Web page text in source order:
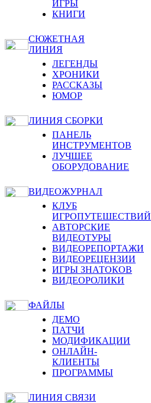
ИГРЫ
КНИГИ
СЮЖЕТНАЯ
ЛИНИЯ
ЛЕГЕНДЫ
ХРОНИКИ
РАССКАЗЫ
ЮМОР
ЛИНИЯ СБОРКИ
ПАНЕЛЬ
ИНСТРУМЕНТОВ
ЛУЧШЕЕ
ОБОРУДОВАНИЕ
ВИДЕОЖУРНАЛ
КЛУБ
ИГРОПУТЕШЕСТВИЙ
АВТОРСКИЕ
ВИДЕОТУРЫ
ВИДЕОРЕПОРТАЖИ
ВИДЕОРЕЦЕНЗИИ
ИГРЫ ЗНАТОКОВ
ВИДЕОРОЛИКИ
ФАЙЛЫ
ДЕМО
ПАТЧИ
МОДИФИКАЦИИ
ОНЛАЙН-
КЛИЕНТЫ
ПРОГРАММЫ
ЛИНИЯ СВЯЗИ